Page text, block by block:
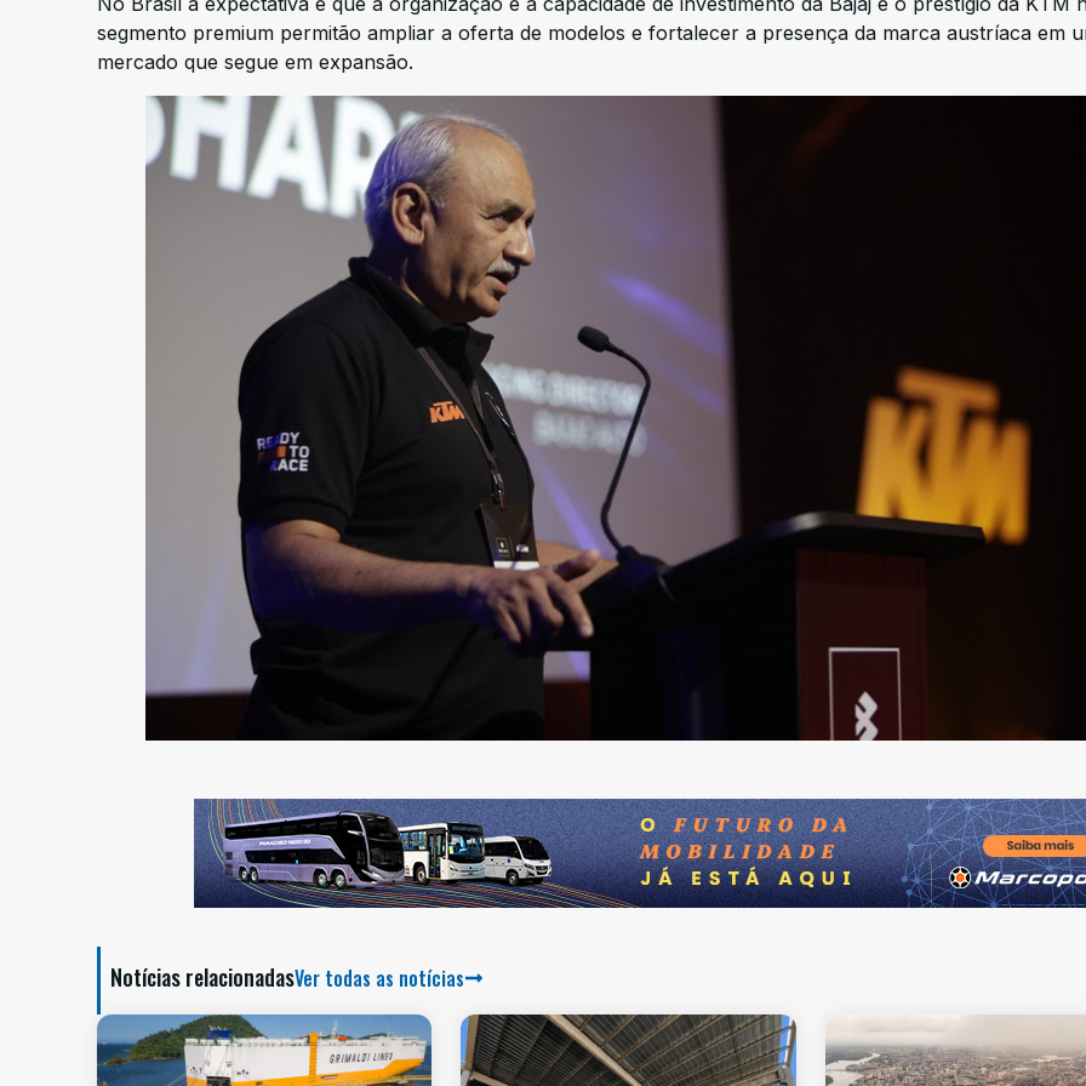
segmento premium permitão ampliar a oferta de modelos e fortalecer a presença da marca austríaca em
mercado que segue em expansão.
Notícias relacionadasVer todas as notícias